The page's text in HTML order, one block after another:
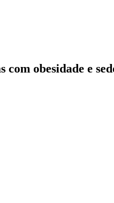
obesidade e